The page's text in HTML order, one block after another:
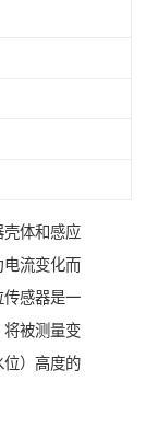
壳体和感应
流变化而
传感器是一
将被测量变
位）高度的